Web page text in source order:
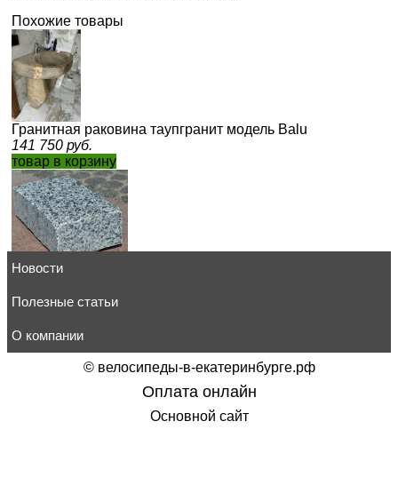
Похожие товары
Гранитная раковина таупгранит модель Balu
141 750 руб.
товар в корзину
Гранитный кирпич сортовой таупгранит
товар в корзину
Отделочный камень гранитный кирпич цвет "умка"
Новости
Полезные статьи
О компании
© велосипеды-в-екатеринбурге.рф
Оплата онлайн
Основной сайт